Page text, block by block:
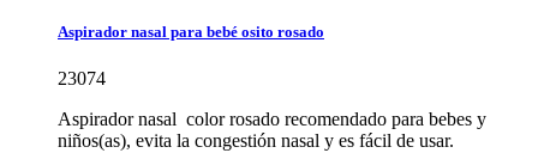
Aspirador nasal para bebé osito rosado
23074
Aspirador nasal color rosado recomendado para bebes y
niños(as), evita la congestión nasal y es fácil de usar.